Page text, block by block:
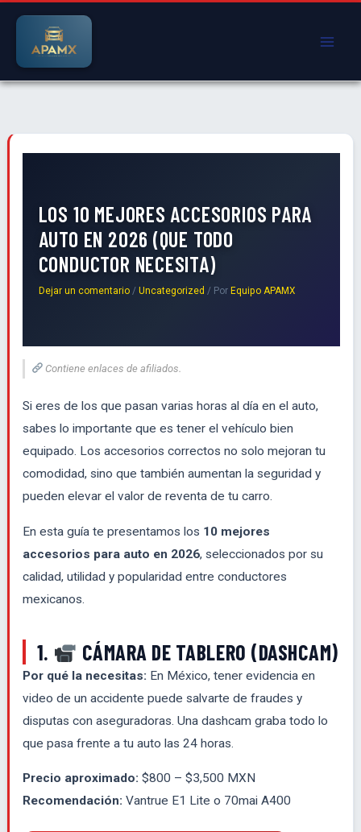
contenido
LOS 10 MEJORES ACCESORIOS PARA
AUTO EN 2026 (QUE TODO
CONDUCTOR NECESITA)
Dejar un comentario / Uncategorized / Por Equipo APAMX
Contiene enlaces de afiliados.
Si eres de los que pasan varias horas al día en el auto,
sabes lo importante que es tener el vehículo bien
equipado. Los accesorios correctos no solo mejoran tu
comodidad, sino que también aumentan la seguridad y
pueden elevar el valor de reventa de tu carro.
En esta guía te presentamos los 10 mejores
accesorios para auto en 2026, seleccionados por su
calidad, utilidad y popularidad entre conductores
mexicanos.
1. CÁMARA DE TABLERO (DASHCAM)
Por qué la necesitas: En México, tener evidencia en
video de un accidente puede salvarte de fraudes y
disputas con aseguradoras. Una dashcam graba todo lo
que pasa frente a tu auto las 24 horas.
Precio aproximado: $800 – $3,500 MXN
Recomendación: Vantrue E1 Lite o 70mai A400